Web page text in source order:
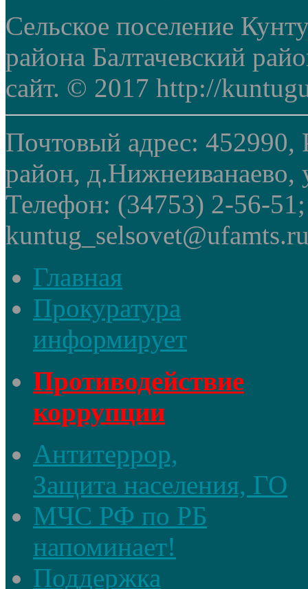
Сельское поселение
района Балтачевский
сайт. © 2017 http://
Почтовый адрес: 452990,
район, д.Нижнеиванаево,
Телефон: (34753) 2-56-
Главная
Прокуратура
информирует
Противодействие
коррупции
Антитеррор,
Защита населения, ГО
МЧС РФ по РБ
напоминает!
Поддержка